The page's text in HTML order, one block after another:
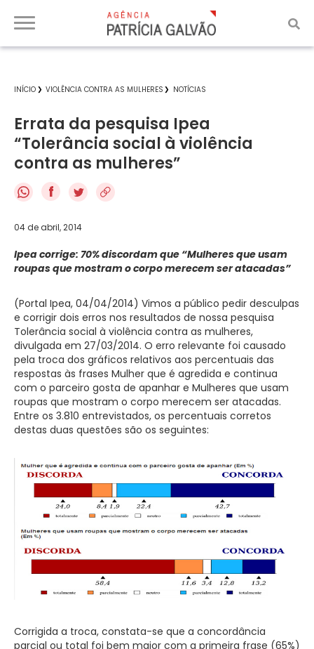
INÍCIO VIOLÊNCIA CONTRA AS MULHERES NOTÍCIAS
Errata da pesquisa Ipea
“Tolerância social à violência
contra as mulheres”
f
04 de abril, 2014
Ipea corrige: 70% discordam que “Mulheres que usam
roupas que mostram o corpo merecem ser atacadas”
(Portal Ipea, 04/04/2014) Vimos a público pedir desculpas
e corrigir dois erros nos resultados de nossa pesquisa
Tolerância social à violência contra as mulheres,
divulgada em 27/03/2014. O erro relevante foi causado
pela troca dos gráficos relativos aos percentuais das
respostas às frases Mulher que é agredida e continua
com o parceiro gosta de apanhar e Mulheres que usam
roupas que mostram o corpo merecem ser atacadas.
Entre os 3.810 entrevistados, os percentuais corretos
destas duas questões são os seguintes:
Corrigida a troca, constata-se que a concordância
parcial ou total foi bem maior com a primeira frase (65%)